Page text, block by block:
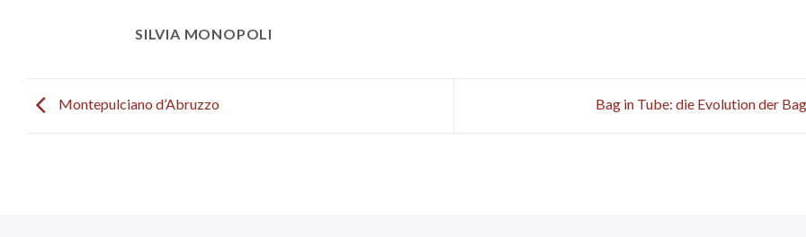
SILVIA MONOPOLI
Montepulciano d’Abruzzo Bag in Tube: die Evolution der